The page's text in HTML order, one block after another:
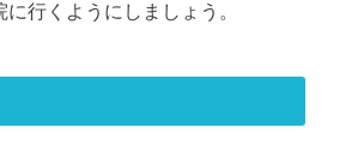
行くようにしましょう。